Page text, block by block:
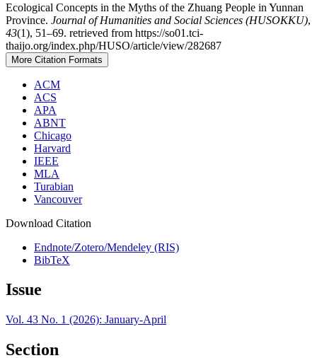
Ecological Concepts in the Myths of the Zhuang People in Yunnan
Province. Journal of Humanities and Social Sciences (HUSOKKU),
43(1), 51–69. retrieved from https://so01.tci-
thaijo.org/index.php/HUSO/article/view/282687
More Citation Formats
ACM
ACS
APA
ABNT
Chicago
Harvard
IEEE
MLA
Turabian
Vancouver
Download Citation
Endnote/Zotero/Mendeley (RIS)
BibTeX
Issue
Vol. 43 No. 1 (2026): January-April
Section